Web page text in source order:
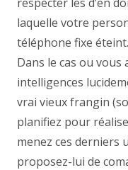
laquelle votre
téléphone fixe éteint.
Dans le cas ou vous
intelligences
vrai vieux frangin
planifiez pour
menez ces derniers
proposez-lui de